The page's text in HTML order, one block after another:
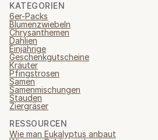
KATEGORIEN
6er-Packs
Blumenzwiebeln
Chrysanthemen
Dahlien
Einjährige
Geschenkgutscheine
Kräuter
Pfingstrosen
Samen
Samenmischungen
Stauden
Ziergräser
RESSOURCEN
Wie man Eukalyptus anbaut